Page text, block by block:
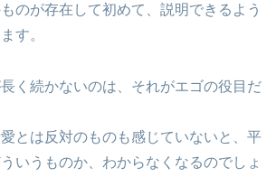
のが存在して初めて、説明できるよう
す。
く続かないのは、それがエゴの役目だ
とは反対のものも感じていないと、平
いうものか、わからなくなるのでしょ